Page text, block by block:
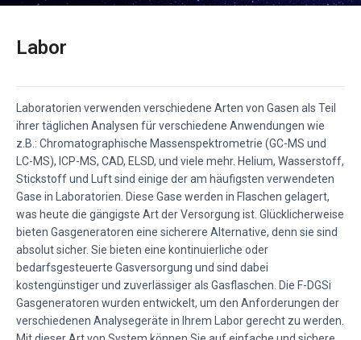
Labor
Laboratorien verwenden verschiedene Arten von Gasen als Teil
ihrer täglichen Analysen für verschiedene Anwendungen wie
z.B.: Chromatographische Massenspektrometrie (GC-MS und
LC-MS), ICP-MS, CAD, ELSD, und viele mehr. Helium, Wasserstoff,
Stickstoff und Luft sind einige der am häufigsten verwendeten
Gase in Laboratorien. Diese Gase werden in Flaschen gelagert,
was heute die gängigste Art der Versorgung ist. Glücklicherweise
bieten Gasgeneratoren eine sicherere Alternative, denn sie sind
absolut sicher. Sie bieten eine kontinuierliche oder
bedarfsgesteuerte Gasversorgung und sind dabei
kostengünstiger und zuverlässiger als Gasflaschen. Die F-DGSi
Gasgeneratoren wurden entwickelt, um den Anforderungen der
verschiedenen Analysegeräte in Ihrem Labor gerecht zu werden.